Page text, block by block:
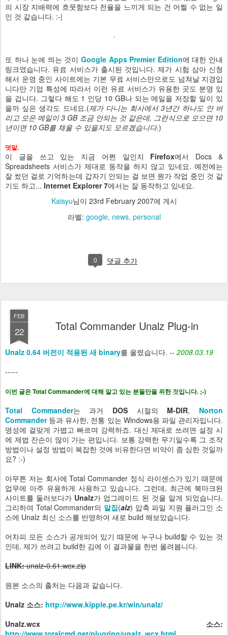
의 시장 지배력에 흐뭇함보다 전율을 느끼게 되는 건 어쩔 수 없는 일
인 것 같습니다. :-|
또 하나 눈에 띄는 것이 Google Apps Premier Edition에 대한 안내
링크였습니다. 유료 서비스가 출시된 것입니다. 제가 시험 삼아 신청
해서 운영 중인 사이트에는 기본 무료 서비스만으로도 넘쳐날 지경입
니다만 기업 특성에 따라서 이런 유료 서비스가 유용한 곳도 분명 있
을 겁니다. 그렇다 해도 1 인당 10 GB나 되는 메일을 저장할 일이 있
을까 싶은 생각도 드네요.(제가 다니는 회사에서 3년간 하나도 안 버
리고 모은 메일이 3 GB 조금 안되는 것 같은데, 그런식으로 모으면 10
년이면 10 GB를 채울 수 있을지도 모르겠습니다.)
덧말.
이 글을 쓰고 있는 지금 어쩐 일인지 Firefox에서 Docs &
Spreadsheets 서비스가 제대로 동작을 하지 않고 있네요. 예전에는
잘 썼던 걸로 기억하는데 갑자기 안되는 걸 보면 뭔가 작업 중인 것 같
기도 하고... Internet Explorer 7에서는 잘 동작하고 있네요.
Kaisyu님이 23rd February 2007에 게시
라벨: google news personal
0 댓글 추가
FEB
22 Total Commander Unalz Plug-in
Unalz 0.64 버전이 적용된 새 binary를 올렸습니다. -- 2008.03.19
-----
이번 글은 Total Commander에 대해 알고 있는 분들만을 위한 것입니다. ;-)
Total Commander는 과거 DOS 시절의 M-DIR, Norton
Commander등과 유사한, 전통 있는 Windows용 파일 관리자입니다.
명성에 걸맞게 가볍고 빠르며 강력하죠. 대신 제대로 쓰려면 설정 시
에 제법 잔손이 많이 가는 편입니다. 보통 강력한 무기일수록 그 조작
방법이나 설정 방법이 복잡한 것에 비유한다면 비약이 좀 심한 것일까
요? :-)
아무튼 저는 회사에 Total Commander 정식 라이센스가 있기 때문에
업무에 아주 유용하게 사용하고 있습니다. 그런데, 최근에 북마크된
사이트를 둘러보다가 Unalz가 업그레이드 된 것을 알게 되었습니다.
그리하여 Total Commander의 알집(alz) 압축 파일 지원 플러그인 소
스에 Unalz 최신 소스를 반영하여 새로 build 해보았습니다.
어차피 모든 소스가 공개되어 있기 때문에 누구나 build할 수 있는 것
인데, 제가 쓰려고 build한 김에 이 결과물을 한번 올려봅니다.
LINK:unalz-0.61.wcx.zip
원본 소스의 출처는 다음과 같습니다.
Unalz 소스: http://www.kipple.pe.kr/win/unalz/
Unalz.wcx 소스: